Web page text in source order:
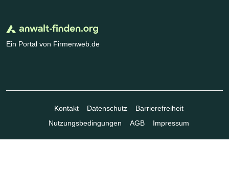
Ein Portal von Firmenweb.de
Kontakt Datenschutz
Barrierefreiheit
Nutzungsbedingungen
AGB Impressum